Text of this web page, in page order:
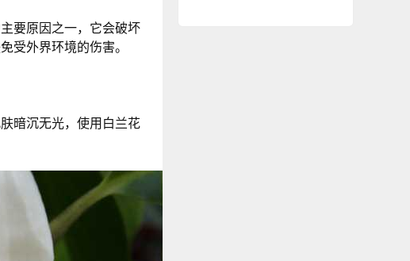
要原因之一，它会破坏
受外界环境的伤害。
暗沉无光，使用白兰花